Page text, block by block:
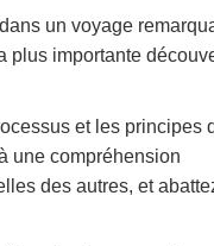
un voyage
plus importante
et les principes
une compréhension
des autres, et